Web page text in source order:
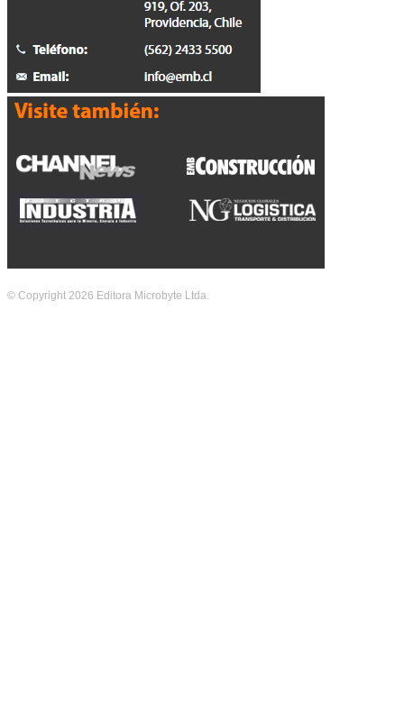
© Copyright 2026 Editora Microbyte Ltda.